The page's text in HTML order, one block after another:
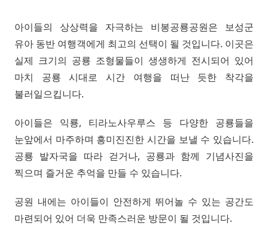
아이들의 상상력을 자극하는 비봉공룡공원은 보성군
유아 동반 여행객에게 최고의 선택이 될 것입니다. 이곳은
실제 크기의 공룡 조형물들이 생생하게 전시되어 있어
마치 공룡 시대로 시간 여행을 떠난 듯한 착각을
불러일으킵니다.
아이들은 익룡, 티라노사우루스 등 다양한 공룡들을
눈앞에서 마주하며 흥미진진한 시간을 보낼 수 있습니다.
공룡 발자국을 따라 걷거나, 공룡과 함께 기념사진을
찍으며 즐거운 추억을 만들 수 있습니다.
공원 내에는 아이들이 안전하게 뛰어놀 수 있는 공간도
마련되어 있어 더욱 만족스러운 방문이 될 것입니다.